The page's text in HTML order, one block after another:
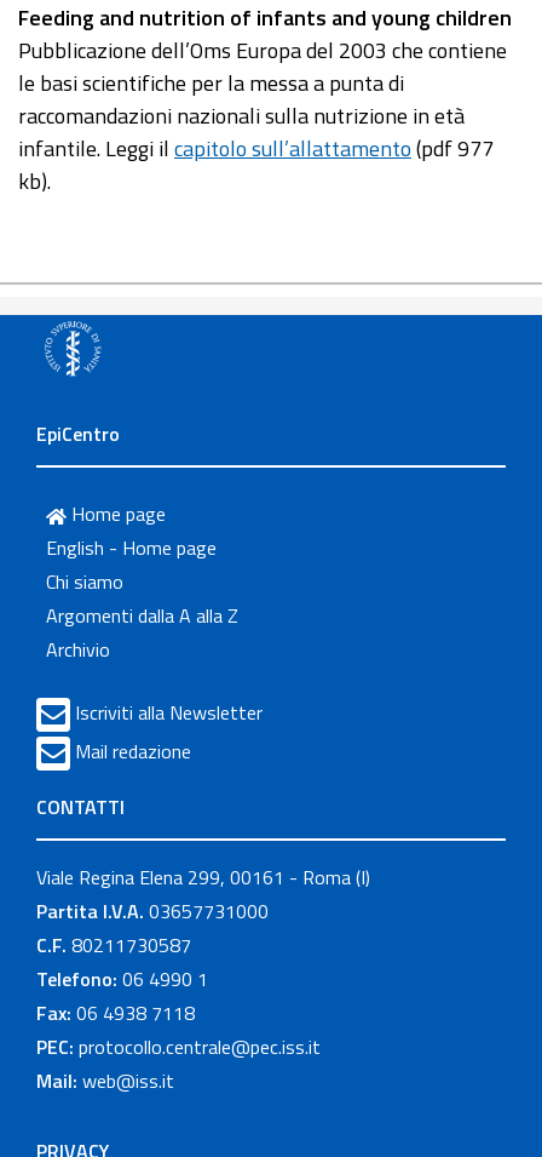
Feeding and nutrition of infants and young children
Pubblicazione dell’Oms Europa del 2003 che contiene
le basi scientifiche per la messa a punta di
raccomandazioni nazionali sulla nutrizione in età
infantile. Leggi ilcapitolo sull’allattamento(pdf 977
kb).
EpiCentro
Home page
English - Home page
Chi siamo
Argomenti dalla A alla Z
Archivio
Iscriviti alla Newsletter
Mail redazione
CONTATTI
Viale Regina Elena 299, 00161 - Roma (I)
Partita I.V.A. 03657731000
C.F. 80211730587
Telefono: 06 4990 1
Fax: 06 4938 7118
PEC: protocollo.centrale@pec.iss.it
Mail: web@iss.it